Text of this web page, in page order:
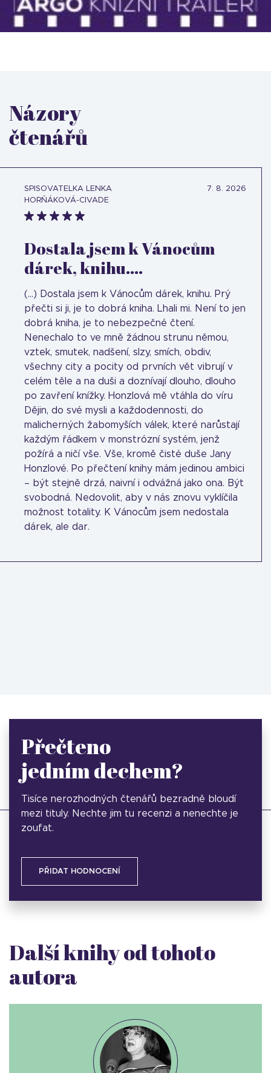
Názory
čtenářů
SPISOVATELKA LENKA
HORŇÁKOVÁ-CIVADE
7. 8. 2026
Dostala jsem k Vánocům
dárek, knihu....
(...) Dostala jsem k Vánocům dárek, knihu. Prý
přečti si ji, je to dobrá kniha. Lhali mi. Není to jen
dobrá kniha, je to nebezpečné čtení.
Nenechalo to ve mně žádnou strunu němou,
vztek, smutek, nadšení, slzy, smích, obdiv,
všechny city a pocity od prvních vět vibrují v
celém těle a na duši a doznívají dlouho, dlouho
po zavření knížky. Honzlová mě vtáhla do víru
Dějin, do své mysli a každodennosti, do
malicherných žabomyších válek, které narůstají
každým řádkem v monstrózní systém, jenž
požírá a ničí vše. Vše, kromě čisté duše Jany
Honzlové. Po přečtení knihy mám jedinou ambici
– být stejně drzá, naivní i odvážná jako ona. Být
svobodná. Nedovolit, aby v nás znovu vyklíčila
možnost totality. K Vánocům jsem nedostala
dárek, ale dar.
Přečteno
jedním dechem?
Tisíce nerozhodných čtenářů bezradně bloudí
mezi tituly. Nechte jim tu recenzi a nenechte je
zoufat.
PŘIDAT HODNOCENÍ
Další knihy od tohoto
autora